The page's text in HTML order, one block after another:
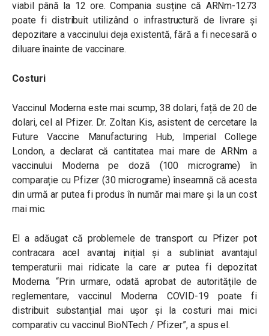
viabil până la 12 ore. Compania susține că ARNm-1273
poate fi distribuit utilizând o infrastructură de livrare și
depozitare a vaccinului deja existentă, fără a fi necesară o
diluare înainte de vaccinare.
Costuri
Vaccinul Moderna este mai scump, 38 dolari, față de 20 de
dolari, cel al Pfizer. Dr. Zoltan Kis, asistent de cercetare la
Future Vaccine Manufacturing Hub, Imperial College
London, a declarat că cantitatea mai mare de ARNm a
vaccinului Moderna pe doză (100 micrograme) în
comparație cu Pfizer (30 micrograme) înseamnă că acesta
din urmă ar putea fi produs în număr mai mare și la un cost
mai mic.
El a adăugat că problemele de transport cu Pfizer pot
contracara acel avantaj inițial și a subliniat avantajul
temperaturii mai ridicate la care ar putea fi depozitat
Moderna. “Prin urmare, odată aprobat de autoritățile de
reglementare, vaccinul Moderna COVID-19 poate fi
distribuit substanțial mai ușor și la costuri mai mici
comparativ cu vaccinul BioNTech / Pfizer”, a spus el.